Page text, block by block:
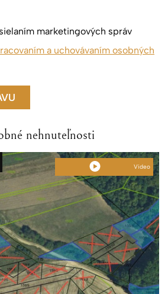
marketingových správ
a uchovávaním osobných
nehnuteľnosti
Video